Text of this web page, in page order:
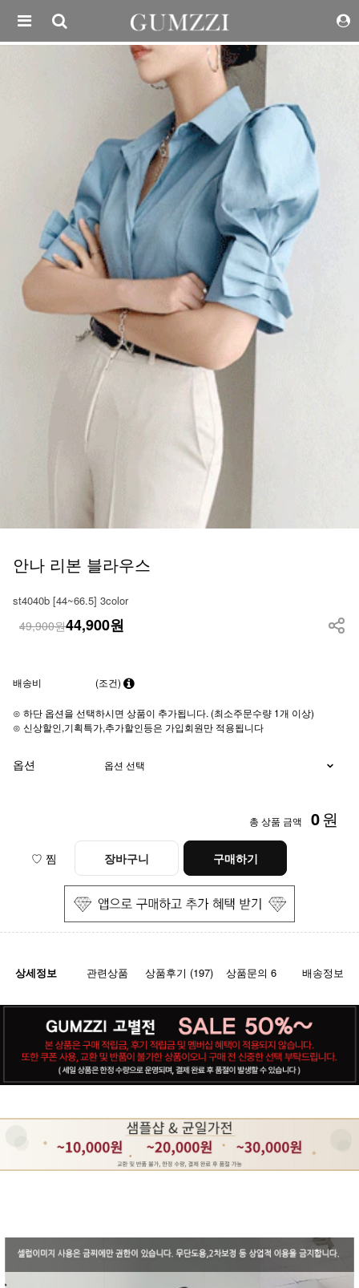
안나 리본 블라우스
st4040b [44~66.5] 3color
49,900원44,900원
배송비 (조건)
⊙ 하단 옵션을 선택하시면 상품이 추가됩니다. (최소주문수량 1개 이상)
⊙ 신상할인,기획특가,추가할인등은 가입회원만 적용됩니다
옵션
총 상품 금액 0원
♡ 찜 장바구니 구매하기
상세정보 관련상품 상품후기 (197) 상품문의 6 배송정보